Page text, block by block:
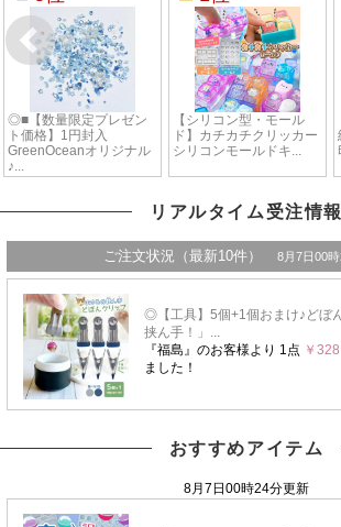
リアルタイム受注情報
おすすめアイテム